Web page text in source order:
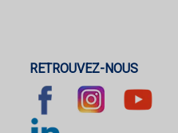
RETROUVEZ-NOUS